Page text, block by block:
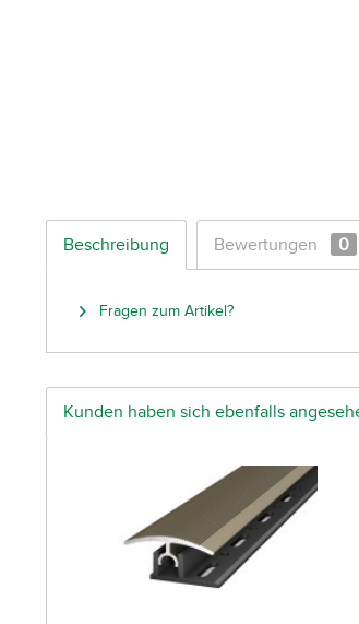
Beschreibung Bewertungen 0
Fragen zum Artikel?
Kunden haben sich ebenfalls